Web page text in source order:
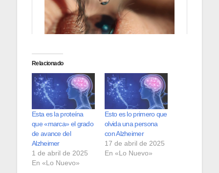
Relacionado
Esta es la proteína
que «marca» el grado
de avance del
Alzheimer
1 de abril de 2025
En «Lo Nuevo»
Esto es lo primero que
olvida una persona
con Alzheimer
17 de abril de 2025
En «Lo Nuevo»